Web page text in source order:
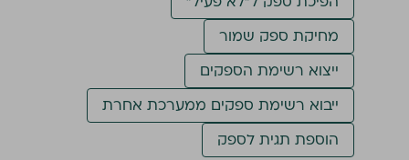
מחיקת ספק שמור
ייצוא רשימת הספקים
ייבוא רשימת ספקים ממערכת אחרת
הוספת תגית לספק